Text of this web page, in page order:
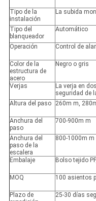
Tipo de la
instalación
La subida
Tipo del
blanqueador
Automático
Operación Control de
Color de la
estructura de
acero
Negro o gris
Verjas
La verja en
seguridad de
Altura del paso
260m m,
Anchura del
paso
700-900m m
Anchura del
paso de la
escalera
800-1000m m
Embalaje Bolso tejido
MOQ 100 asientos
Plazo de
25-30 días